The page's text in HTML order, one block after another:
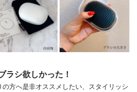
ラシ欲しかった！
方へ是非オススメしたい、スタイリッシ